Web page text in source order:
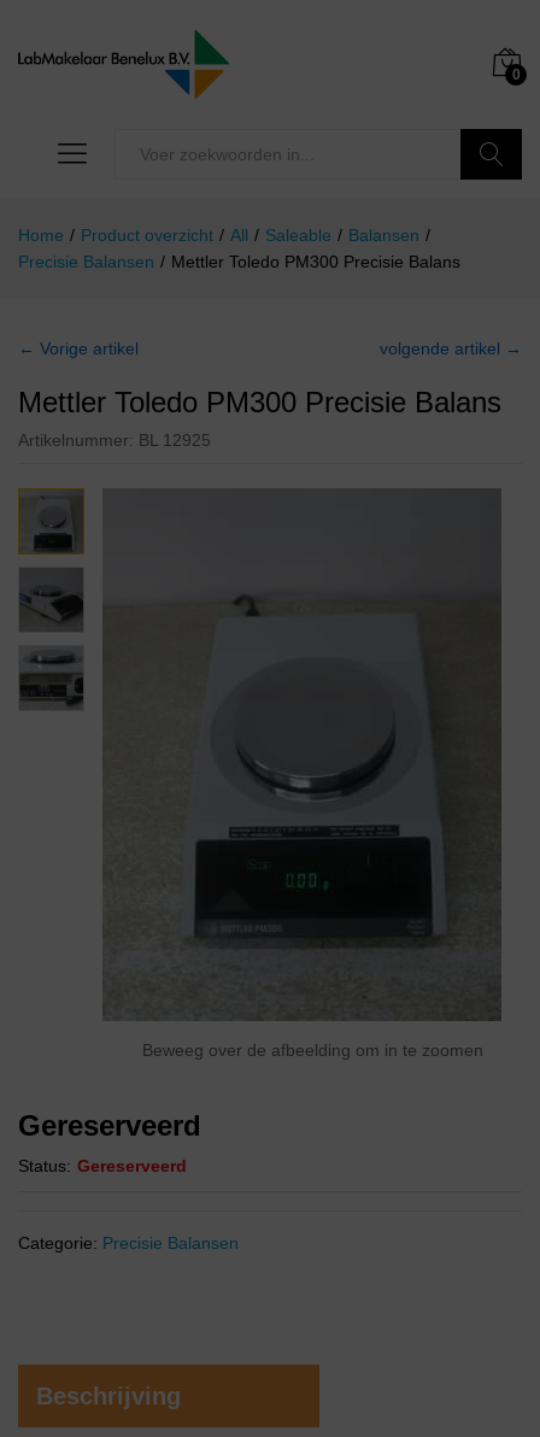
0
Home / Product overzicht / All / Saleable / Balansen /
Precisie Balansen / Mettler Toledo PM300 Precisie Balans
← Vorige artikel volgende artikel →
Mettler Toledo PM300 Precisie Balans
Artikelnummer: BL 12925
Beweeg over de afbeelding om in te zoomen
Gereserveerd
Status: Gereserveerd
Categorie: Precisie Balansen
Beschrijving